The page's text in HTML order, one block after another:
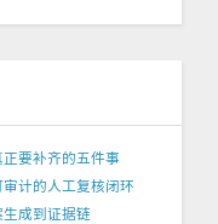
要补齐的五件事
计的人工复核闭环
成到证据链